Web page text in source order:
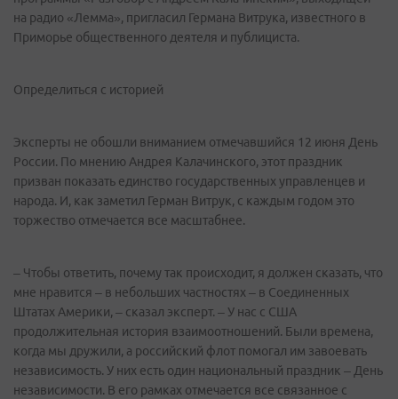
на радио «Лемма», пригласил Германа Витрука, известного в
Приморье общественного деятеля и публициста.
Определиться с историей
Эксперты не обошли вниманием отмечавшийся 12 июня День
России. По мнению Андрея Калачинского, этот праздник
призван показать единство государственных управленцев и
народа. И, как заметил Герман Витрук, с каждым годом это
торжество отмечается все масштабнее.
– Чтобы ответить, почему так происходит, я должен сказать, что
мне нравится – в небольших частностях – в Соединенных
Штатах Америки, – сказал эксперт. – У нас с США
продолжительная история взаимоотношений. Были времена,
когда мы дружили, а российский флот помогал им завоевать
независимость. У них есть один национальный праздник – День
независимости. В его рамках отмечается все связанное с